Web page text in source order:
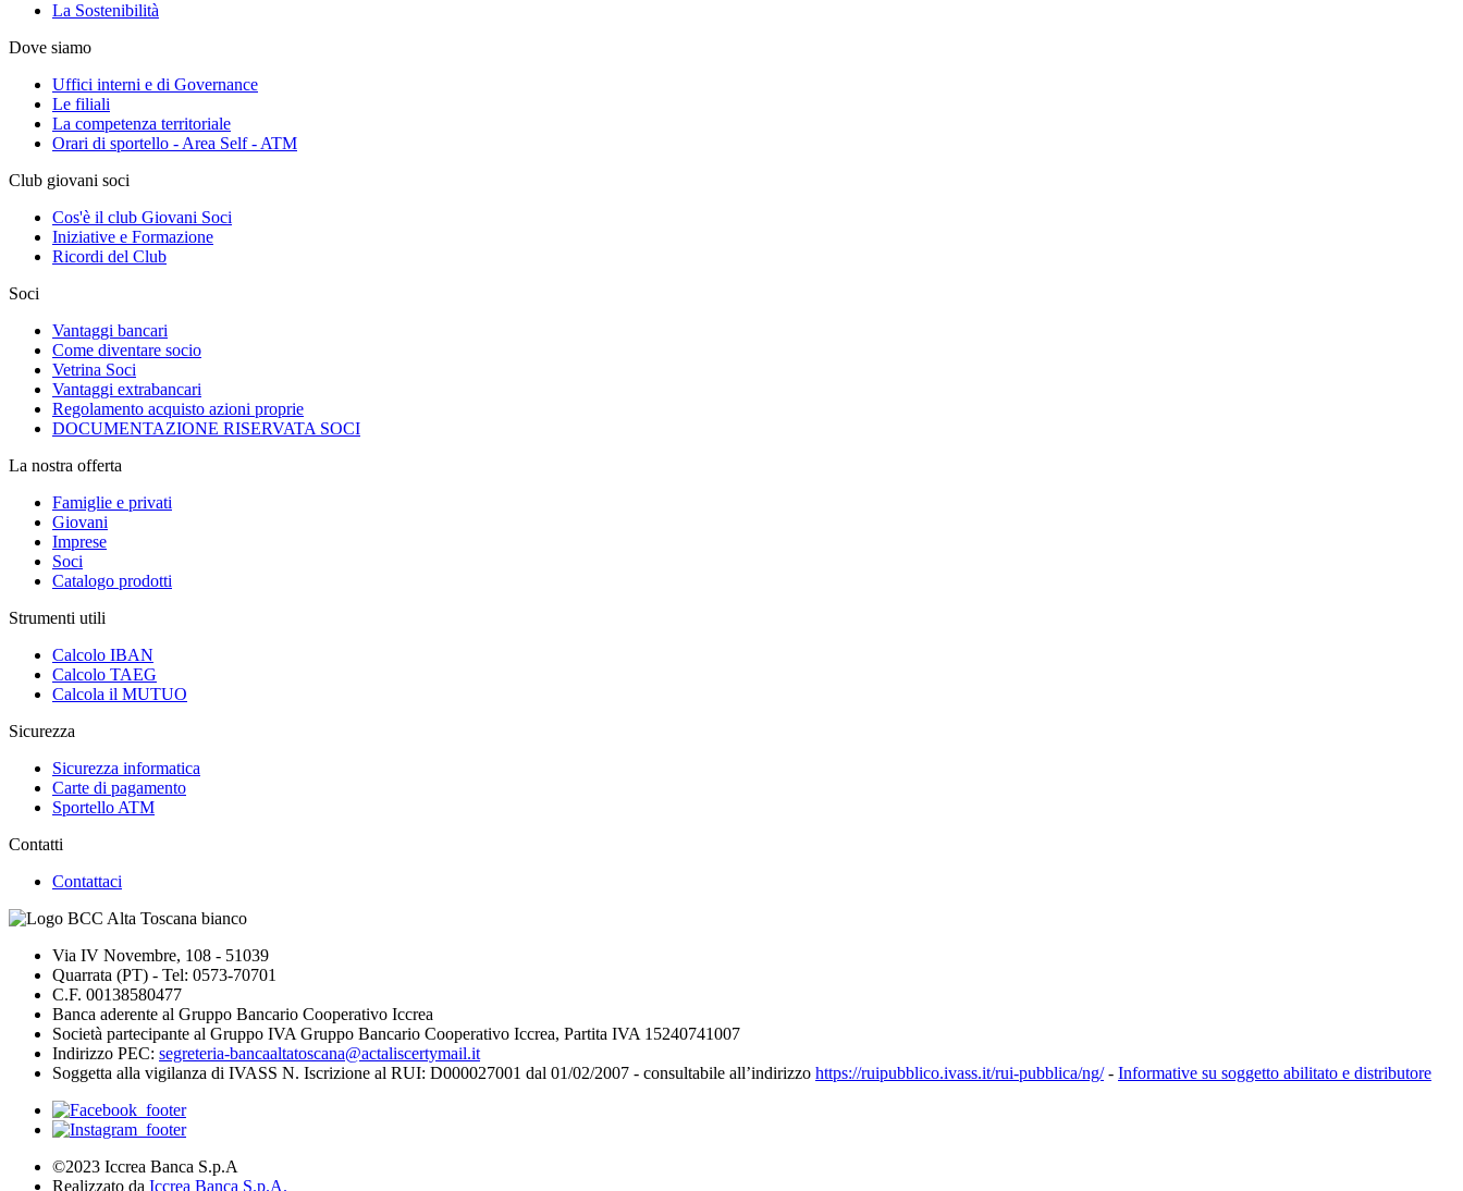
La Sostenibilità
Dove siamo
Uffici interni e di Governance
Le filiali
La competenza territoriale
Orari di sportello - Area Self - ATM
Club giovani soci
Cos'è il club Giovani Soci
Iniziative e Formazione
Ricordi del Club
Soci
Vantaggi bancari
Come diventare socio
Vetrina Soci
Vantaggi extrabancari
Regolamento acquisto azioni proprie
DOCUMENTAZIONE RISERVATA SOCI
La nostra offerta
Famiglie e privati
Giovani
Imprese
Soci
Catalogo prodotti
Strumenti utili
Calcolo IBAN
Calcolo TAEG
Calcola il MUTUO
Sicurezza
Sicurezza informatica
Carte di pagamento
Sportello ATM
Contatti
Contattaci
Via IV Novembre, 108 - 51039
Quarrata (PT) - Tel: 0573-70701
C.F. 00138580477
Banca aderente al Gruppo Bancario Cooperativo Iccrea
Società partecipante al Gruppo IVA Gruppo Bancario Cooperativo Iccrea, Partita IVA 15240741007
Indirizzo PEC: segreteria-bancaaltatoscana@actaliscertymail.it
Soggetta alla vigilanza di IVASS N. Iscrizione al RUI: D000027001 dal 01/02/2007 - consultabile all’indirizzo https://ruipubblico.ivass.it/rui-pubblica/ng/- Informative su soggetto abilitato e distributore
©2023 Iccrea Banca S.p.A
Realizzato da Iccrea Banca S.p.A.